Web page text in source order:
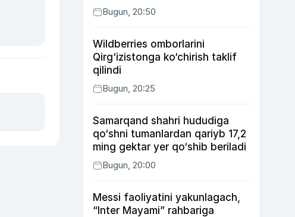
ushlandi
Bugun, 20:50
Wildberries omborlarini
Qirg‘izistonga ko‘chirish taklif
qilindi
Bugun, 20:25
Samarqand shahri hududiga
qo‘shni tumanlardan qariyb 17,2
ming gektar yer qo‘shib beriladi
Bugun, 20:00
Messi faoliyatini yakunlagach,
“Inter Mayami” rahbariga